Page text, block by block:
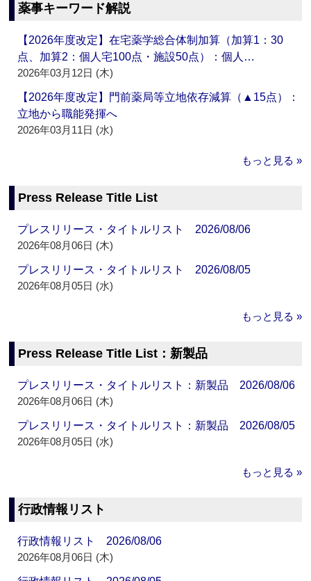
薬事キーワード解説
【2026年度改定】在宅薬学総合体制加算（加算1：30
点、加算2：個人宅100点・施設50点）：個人…
2026年03月12日 (木)
【2026年度改定】門前薬局等立地依存減算（▲15点）：
立地から職能発揮へ
2026年03月11日 (水)
もっと見る »
Press Release Title List
プレスリリース・タイトルリスト 2026/08/06
2026年08月06日 (木)
プレスリリース・タイトルリスト 2026/08/05
2026年08月05日 (水)
もっと見る »
Press Release Title List：新製品
プレスリリース・タイトルリスト：新製品 2026/08/06
2026年08月06日 (木)
プレスリリース・タイトルリスト：新製品 2026/08/05
2026年08月05日 (水)
もっと見る »
行政情報リスト
行政情報リスト 2026/08/06
2026年08月06日 (木)